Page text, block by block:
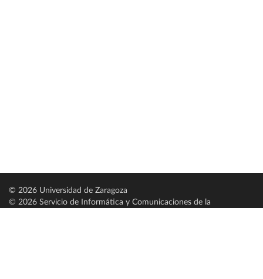
© 2026 Universidad de Zaragoza
© 2026 Servicio de Informática y Comunicaciones de la